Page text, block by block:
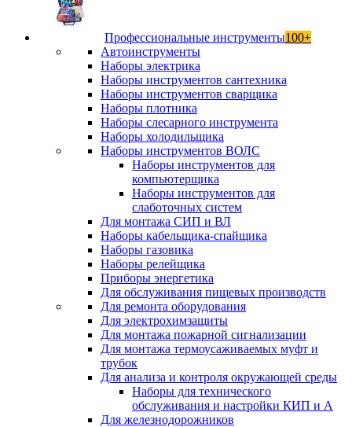
Профессиональные инструменты100+
Автоинструменты
Наборы электрика
Наборы инструментов сантехника
Наборы инструментов сварщика
Наборы плотника
Наборы слесарного инструмента
Наборы холодильщика
Наборы инструментов ВОЛС
Наборы инструментов для
компьютерщика
Наборы инструментов для
слаботочных систем
Для монтажа СИП и ВЛ
Наборы кабельщика-спайщика
Наборы газовика
Наборы релейщика
Приборы энергетика
Для обслуживания пищевых производств
Для ремонта оборудования
Для электрохимзащиты
Для монтажа пожарной сигнализации
Для монтажа термоусаживаемых муфт и
трубок
Для анализа и контроля окружающей среды
Наборы для технического
обслуживания и настройки КИП и А
Для железнодорожников